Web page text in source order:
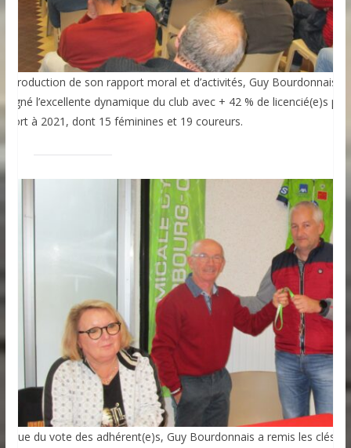
de son rapport moral et d’activités, Guy Bourdonnais a
l’excellente dynamique du club avec + 42 % de licencié(e)s par
à 2021, dont 15 féminines et 19 coureurs.
du vote des adhérent(e)s, Guy Bourdonnais a remis les clés du